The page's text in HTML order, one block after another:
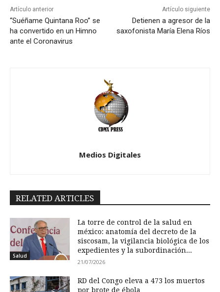
Artículo anterior
“Suéñame Quintana Roo” se
ha convertido en un Himno
ante el Coronavirus
Artículo siguiente
Detienen a agresor de la
saxofonista María Elena Ríos
Medios Digitales
RELATED ARTICLES
Salud
La torre de control de la salud en
méxico: anatomía del decreto de la
siscosam, la vigilancia biológica de los
expedientes y la subordinación...
21/07/2026
RD del Congo eleva a 473 los muertos
por brote de ébola